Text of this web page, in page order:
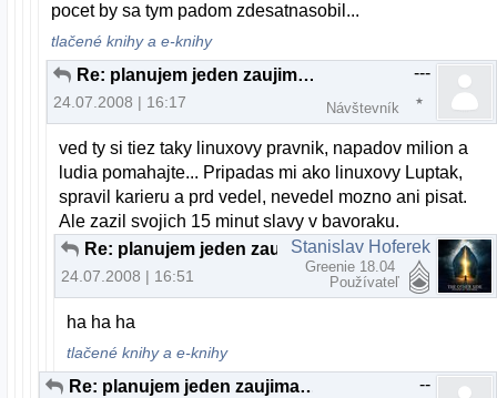
pocet by sa tym padom zdesatnasobil...
tlačené knihy a e-knihy
Re: planujem jeden zaujimavy projekt...
24.07.2008 | 16:17
---
Návštevník
ved ty si tiez taky linuxovy pravnik, napadov milion a
ludia pomahajte... Pripadas mi ako linuxovy Luptak,
spravil karieru a prd vedel, nevedel mozno ani pisat.
Ale zazil svojich 15 minut slavy v bavoraku.
Re: planujem jeden zaujimavy projekt...
24.07.2008 | 16:51
Stanislav Hoferek
Greenie 18.04
Používateľ
ha ha ha
tlačené knihy a e-knihy
Re: planujem jeden zaujimavy projekt... --